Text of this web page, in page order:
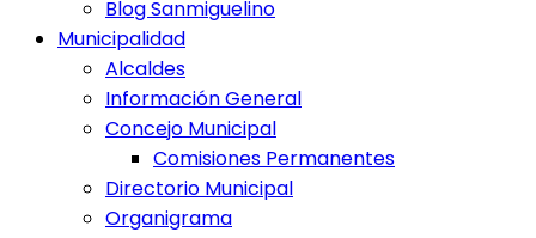
Blog Sanmiguelino
Municipalidad
Alcaldes
Información General
Concejo Municipal
Comisiones Permanentes
Directorio Municipal
Organigrama